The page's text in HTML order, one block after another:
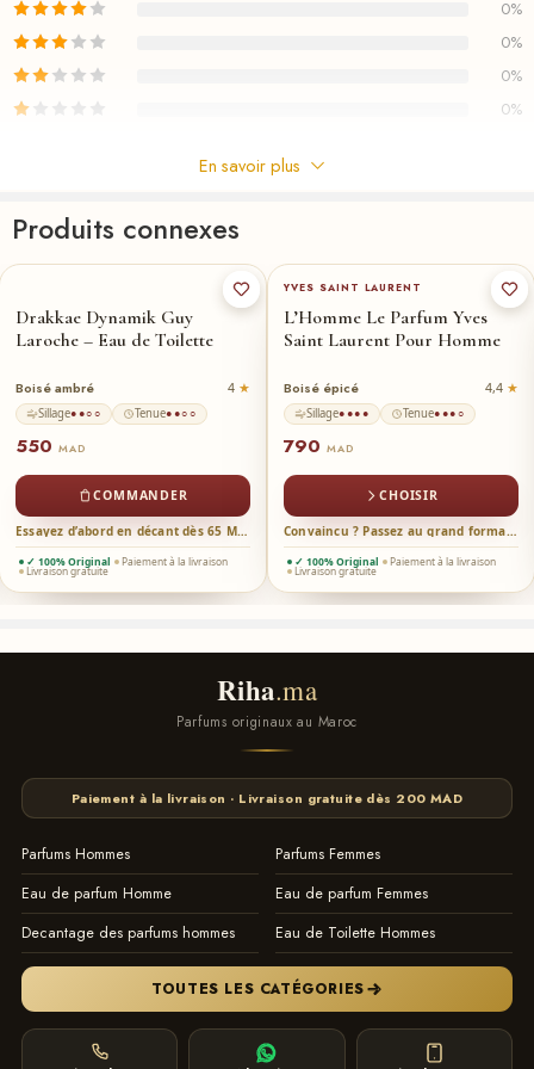
aromatique fougère au meilleuts prix au maroc voir
notre collection FAMILLE /
0%
0%
0%
0%
Il n'y a pas encore de critiques.
En savoir plus
Produits connexes
Drakkae Dynamik Guy
Laroche – Eau de Toilette
Boisé ambré 4
Sillage●●○○ Tenue●●○○
550 MAD
COMMANDER
Essayez d’abord en décant dès 65 MAD →
✓ 100% Original Paiement à la livraison
Livraison gratuite
YVES SAINT LAURENT
L’Homme Le Parfum Yves
Saint Laurent Pour Homme
Boisé épicé 4,4
Sillage●●●● Tenue●●●○
790 MAD
CHOISIR
Convaincu ? Passez au grand format →
✓ 100% Original Paiement à la livraison
Livraison gratuite
Riha.ma
Parfums originaux au Maroc
Paiement à la livraison · Livraison gratuite dès 200 MAD
Parfums Hommes
Parfums Femmes
Eau de parfum Homme
Eau de parfum Femmes
Decantage des parfums hommes
Eau de Toilette Hommes
TOUTES LES CATÉGORIES